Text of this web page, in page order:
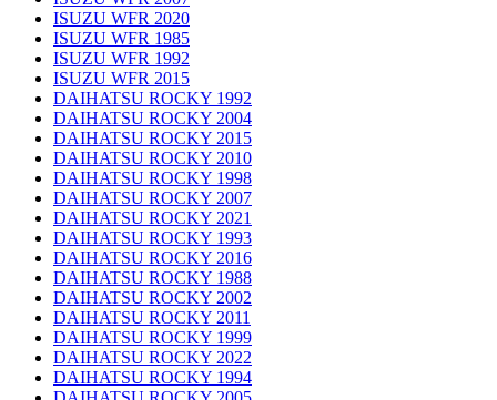
ISUZU WFR 2020
ISUZU WFR 1985
ISUZU WFR 1992
ISUZU WFR 2015
DAIHATSU ROCKY 1992
DAIHATSU ROCKY 2004
DAIHATSU ROCKY 2015
DAIHATSU ROCKY 2010
DAIHATSU ROCKY 1998
DAIHATSU ROCKY 2007
DAIHATSU ROCKY 2021
DAIHATSU ROCKY 1993
DAIHATSU ROCKY 2016
DAIHATSU ROCKY 1988
DAIHATSU ROCKY 2002
DAIHATSU ROCKY 2011
DAIHATSU ROCKY 1999
DAIHATSU ROCKY 2022
DAIHATSU ROCKY 1994